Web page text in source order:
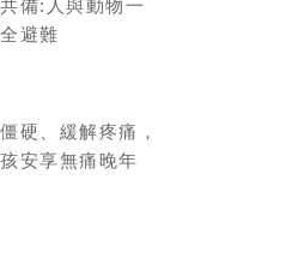
備:人與動物一
避難
硬、緩解疼痛，
安享無痛晚年